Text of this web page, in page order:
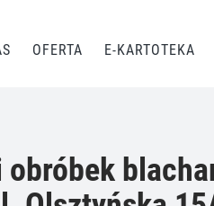
OFERTA E-KARTOTEKA